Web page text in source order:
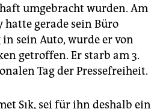
umgebracht wurden. Am
hatte gerade sein Büro
sein Auto, wurde er von
getroffen. Er starb am 3.
Tag der Pressefreiheit.
Şık, sei für ihn deshalb ein